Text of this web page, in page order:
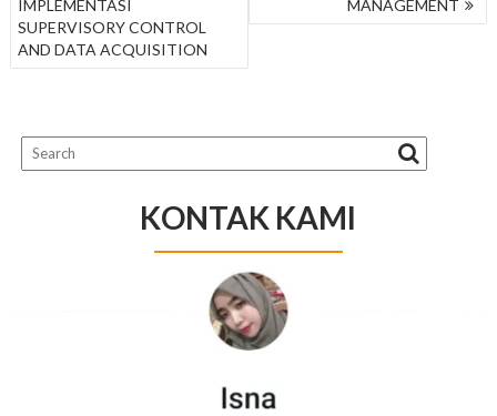
IMPLEMENTASI
SUPERVISORY CONTROL
AND DATA ACQUISITION
MANAGEMENT
KONTAK KAMI